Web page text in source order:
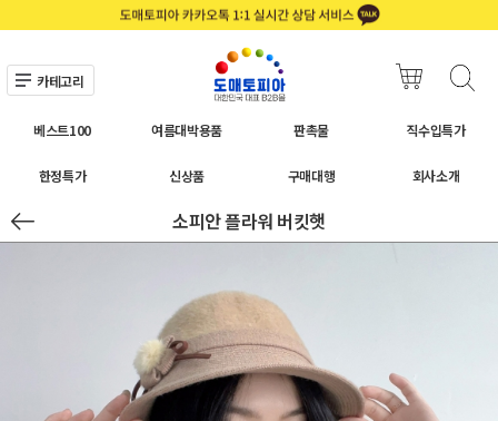
카테고리
베스트100 여름대박용품 판촉물 직수입특가
한정특가 신상품 구매대행 회사소개
소피안 플라워 버킷햇